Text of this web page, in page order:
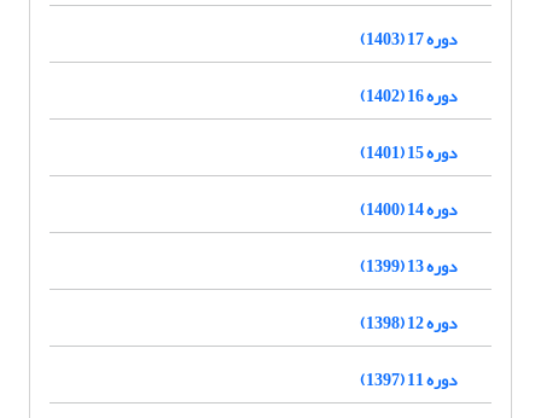
دوره 17 (1403)
دوره 16 (1402)
دوره 15 (1401)
دوره 14 (1400)
دوره 13 (1399)
دوره 12 (1398)
دوره 11 (1397)